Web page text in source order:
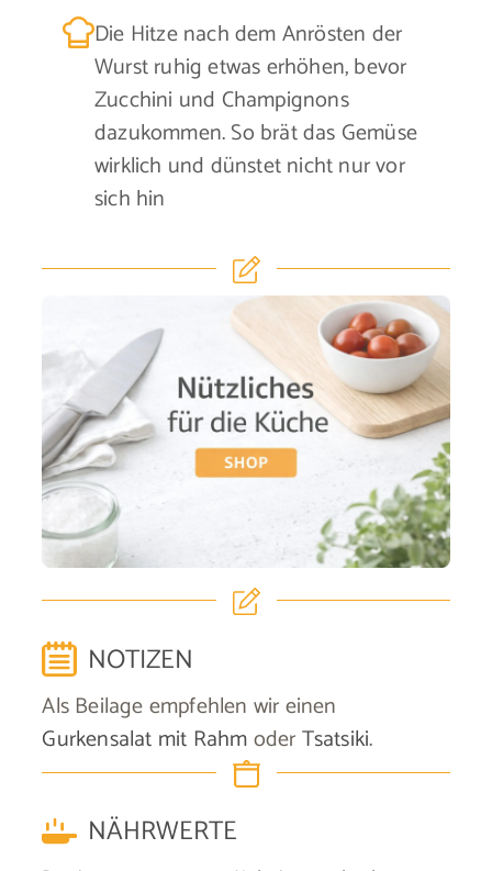
Die Hitze nach dem Anrösten der
Wurst ruhig etwas erhöhen, bevor
Zucchini und Champignons
dazukommen. So brät das Gemüse
wirklich und dünstet nicht nur vor
sich hin
NOTIZEN
Als Beilage empfehlen wir einen
Gurkensalat mit RahmoderTsatsiki.
NÄHRWERTE